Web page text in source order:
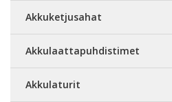
Akkuketjusahat
Akkulaattapuhdistimet
Akkulaturit